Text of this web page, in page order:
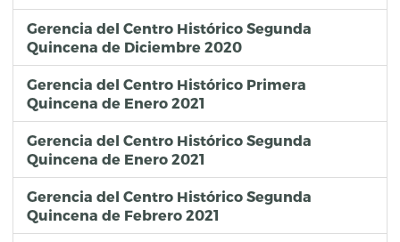
Gerencia del Centro Histórico Segunda
Quincena de Diciembre 2020
Gerencia del Centro Histórico Primera
Quincena de Enero 2021
Gerencia del Centro Histórico Segunda
Quincena de Enero 2021
Gerencia del Centro Histórico Segunda
Quincena de Febrero 2021